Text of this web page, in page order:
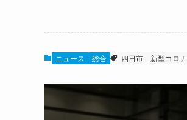
ニュース 総合 四日市 新型コロナ